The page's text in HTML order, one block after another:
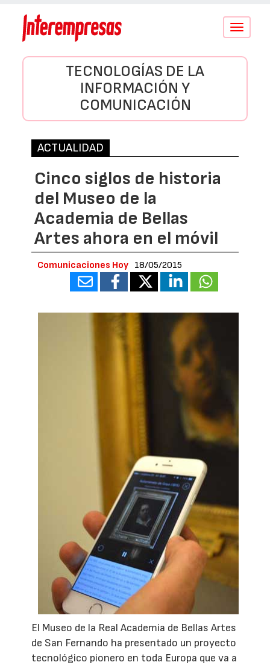
Conmutar
TECNOLOGÍAS DE LA
INFORMACIÓN Y
COMUNICACIÓN
ACTUALIDAD
Cinco siglos de historia
del Museo de la
Academia de Bellas
Artes ahora en el móvil
Comunicaciones Hoy 18/05/2015
El Museo de la Real Academia de Bellas Artes
de San Fernando ha presentado un proyecto
tecnológico pionero en toda Europa que va a